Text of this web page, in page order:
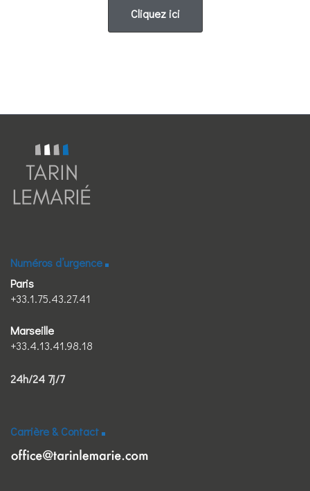
Cliquez ici
Numéros d’urgence
Paris
+33.1.75.43.27.41
Marseille
+33.4.13.41.98.18
24h/24 7j/7
Carrière & Contact